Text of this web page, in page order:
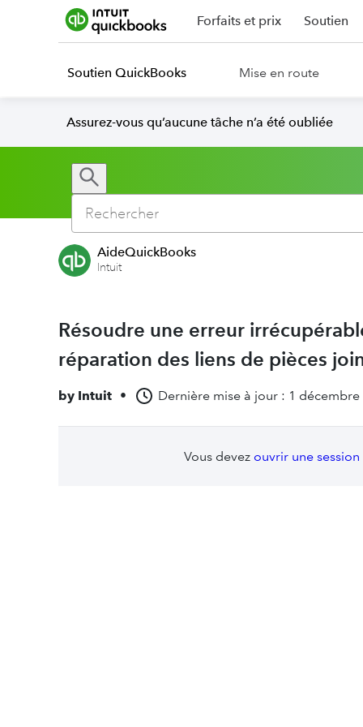
Forfaits et prix Soutien
Soutien QuickBooks Mise en route
Assurez-vous qu’aucune tâche n’a été oubliée
AideQuickBooks
Intuit
Résoudre une erreur
réparation des liens de pièces
by Intuit • Dernière mise à jour : 1 décembre
Vous devez ouvrir une session